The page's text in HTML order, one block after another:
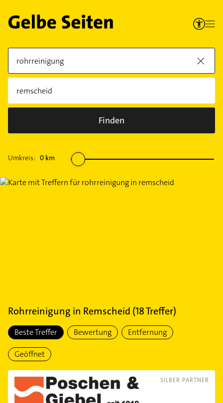
Finden
Umkreis: 0 km
Rohrreinigung in Remscheid (18Treffer)
Beste Treffer Bewertung Entfernung
Geöffnet
SILBER PARTNER